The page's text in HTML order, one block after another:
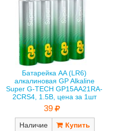
Батарейка AA (LR6)
алкалиновая GP Alkaline
Super G-TECH GP15AA21RA-
2CRS4, 1.5В, цена за 1шт
39
Наличие